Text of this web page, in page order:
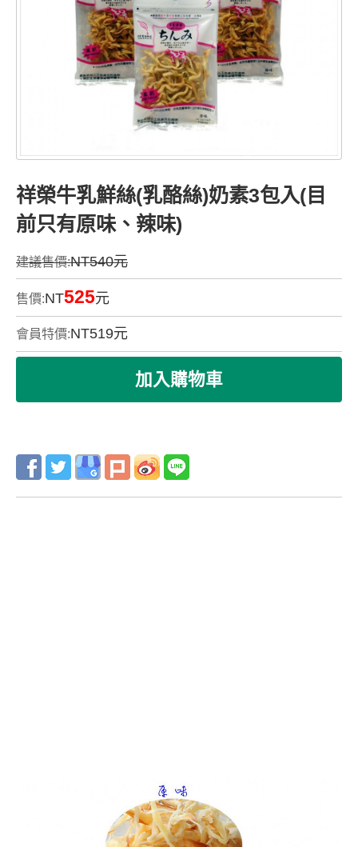
祥榮牛乳鮮絲(乳酪絲)奶素3包入(目
前只有原味、辣味)
建議售價:NT540元
售價:NT525元
會員特價:NT519元